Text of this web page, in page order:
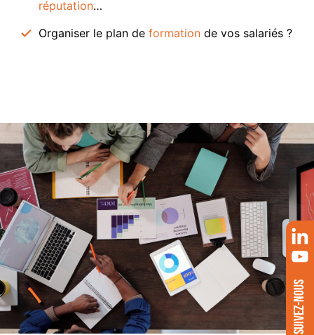
réputation…
Organiser le plan de formation de vos salariés ?
SUIVEZ-NOUS